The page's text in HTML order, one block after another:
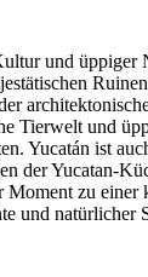
und üppiger
Tierwelt und
Yucatán ist
der Yucatan-
zu
und natürlicher